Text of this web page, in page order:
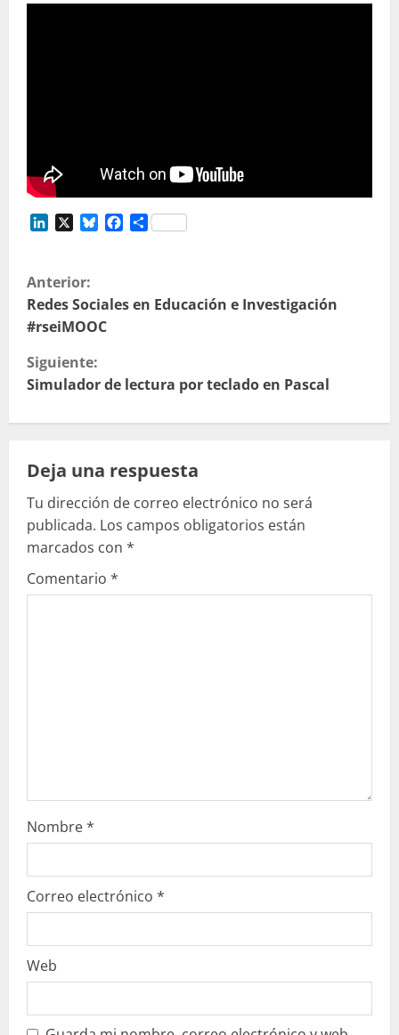
LinkedIn BlueskyFacebook
Compartir
S
i
g
u
e
l
e
y
e
Anterior:
Redes Sociales en Educación e Investigación
#rseiMOOC
Siguiente:
Simulador de lectura por teclado en Pascal
Deja una respuesta
Tu dirección de correo electrónico no será
publicada. Los campos obligatorios están
marcados con *
Comentario *
Nombre*
Correo electrónico *
Web